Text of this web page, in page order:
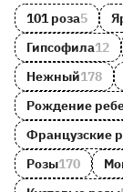
101 роза5
Гипсофила12
Нежный178
Рождение
Французские
Розы170